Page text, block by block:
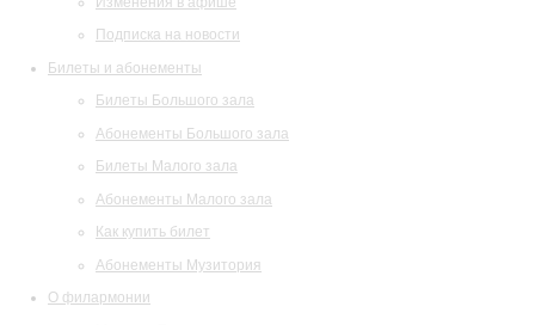
Подписка на новости
Билеты и абонементы
Билеты Большого зала
Абонементы Большого зала
Билеты Малого зала
Абонементы Малого зала
Как купить билет
Абонементы Музитория
О филармонии